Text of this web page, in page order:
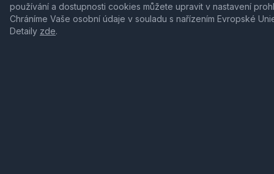
používání a dostupnosti cookies můžete upravit v nastavení
Chráníme Vaše osobní údaje v souladu s nařízením Evropské
Detaily zde.